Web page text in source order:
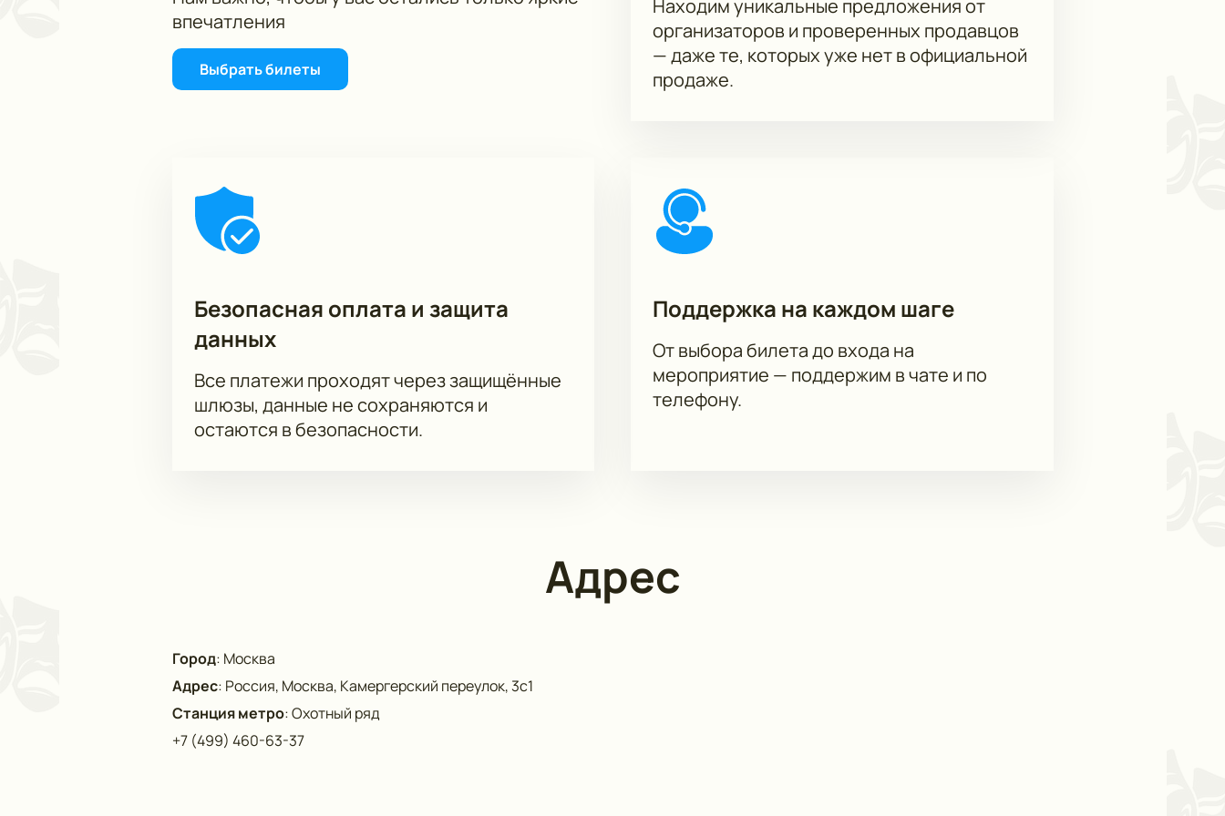
впечатления
Выбрать билеты
Находим уникальные предложения от
организаторов и проверенных продавцов
— даже те, которых уже нет в официальной
продаже.
Безопасная оплата и защита
данных
Все платежи проходят через защищённые
шлюзы, данные не сохраняются и
остаются в безопасности.
Поддержка на каждом шаге
От выбора билета до входа на
мероприятие — поддержим в чате и по
телефону.
Адрес
Город: Москва
Адрес: Россия, Москва, Камергерский переулок, 3с1
Станция метро:Охотный ряд
+7 (499) 460-63-37